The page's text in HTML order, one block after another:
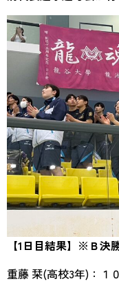
【1日目結果】※Ｂ決
重藤 栞(高校3年)：